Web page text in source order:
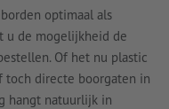
optimaal als
u de mogelijkheid de
Of het nu plastic
toch directe boorgaten in
hangt natuurlijk in